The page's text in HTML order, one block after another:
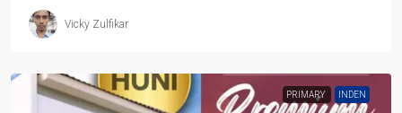
Vicky Zulfikar
PRIMARY INDEN